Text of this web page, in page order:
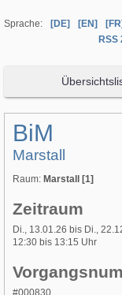
Sprache: [DE] [EN] [FR]
RSS
BiM
Marstall
Raum: Marstall [1]
Zeitraum
Di., 13.01.26 bis Di.,
12:30 bis 13:15 Uhr